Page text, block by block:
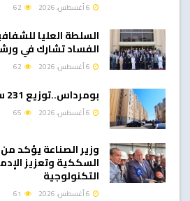
السلطة العليا
الفساد تشارك في
بومرداس..توزيع 231 سكنا عموميا إيجاريا
وزير الصناعة يؤكد
السككية وتعزيز
التكنولوجية